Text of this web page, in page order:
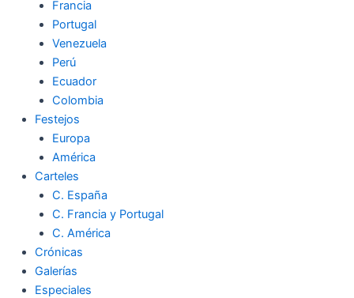
Francia
Portugal
Venezuela
Perú
Ecuador
Colombia
Festejos
Europa
América
Carteles
C. España
C. Francia y Portugal
C. América
Crónicas
Galerías
Especiales